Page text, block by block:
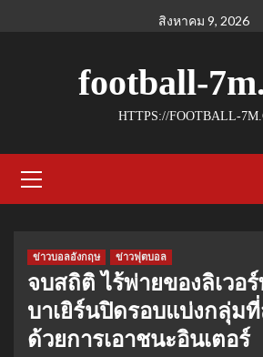
สิงหาคม 9, 2026
football-
HTTPS://FOOTBALL-
Menu
ข่าวบอลอังกฤษ ข่าวฟุตบอล
จบสถิติ ไร้พ่ายของลิเวอ
บาเยิร์นปิดรอบแบ่งกลุ่ม
ด้วยการเอาชนะอินเตอร์